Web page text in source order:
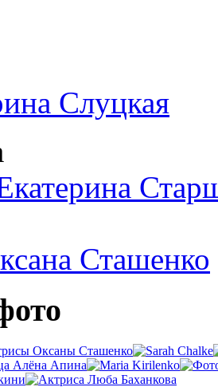
Слуцкая
Сташенко